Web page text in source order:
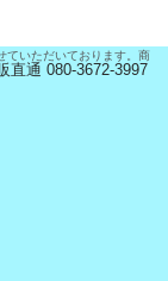
ていただいております。商
直通 080-3672-3997